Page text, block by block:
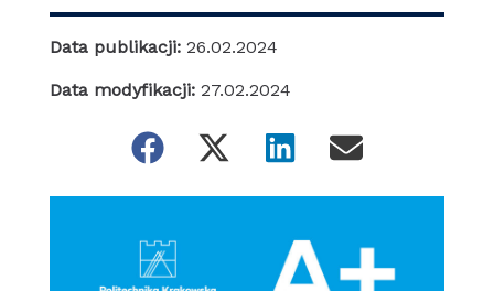
Data publikacji: 26.02.2024
Data modyfikacji: 27.02.2024